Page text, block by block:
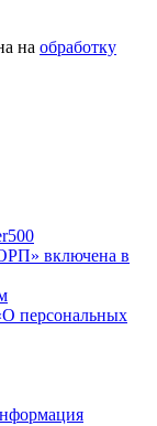
на обработку
включена в
персональных